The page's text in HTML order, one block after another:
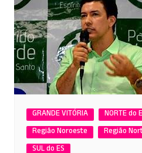
GRANDE VITÓRIA NORTE do
Região Noroeste
Região
SUL do ES